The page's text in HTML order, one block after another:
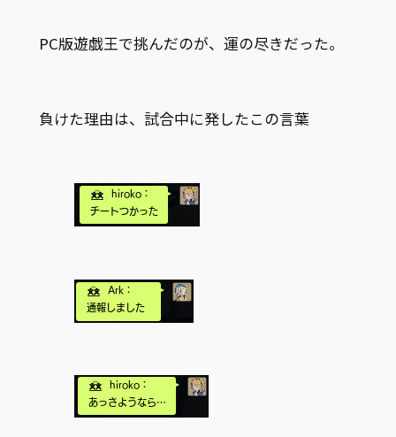
PC版遊戯王で挑んだのが、運の尽きだった。
負けた理由は、試合中に発したこの言葉